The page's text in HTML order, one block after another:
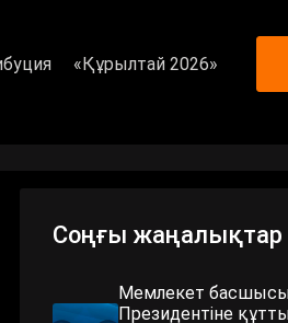
«Құрылтай 2026»
Соңғы жаңалықтар
Мемлекет басшысы
Президентіне